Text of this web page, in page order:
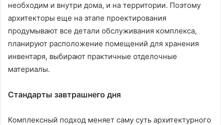
необходим и внутри дома, и на территории. Поэтому
архитекторы еще на этапе проектирования
продумывают все детали обслуживания комплекса,
планируют расположение помещений для хранения
инвентаря, выбирают практичные отделочные
материалы.
Стандарты завтрашнего дня
Комплексный подход меняет саму суть архитектурного